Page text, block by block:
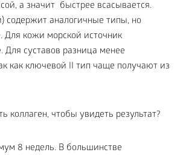
а значит быстрее всасывается.
аналогичные типы, но
Для кожи морской источник
Для суставов разница менее
как ключевой II тип чаще получают из
коллаген, чтобы увидеть результат?
8 недель. В большинстве